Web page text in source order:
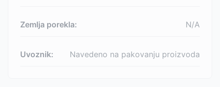
Zemlja porekla: N/A
Uvoznik: Navedeno na pakovanju proizvoda